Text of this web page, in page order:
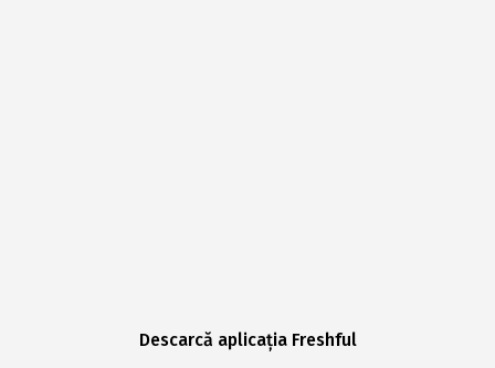
Descarcă aplicația Freshful